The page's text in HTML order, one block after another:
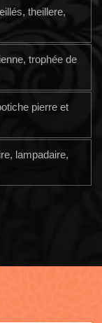
theillere,
trophée de
pierre et
lampadaire,